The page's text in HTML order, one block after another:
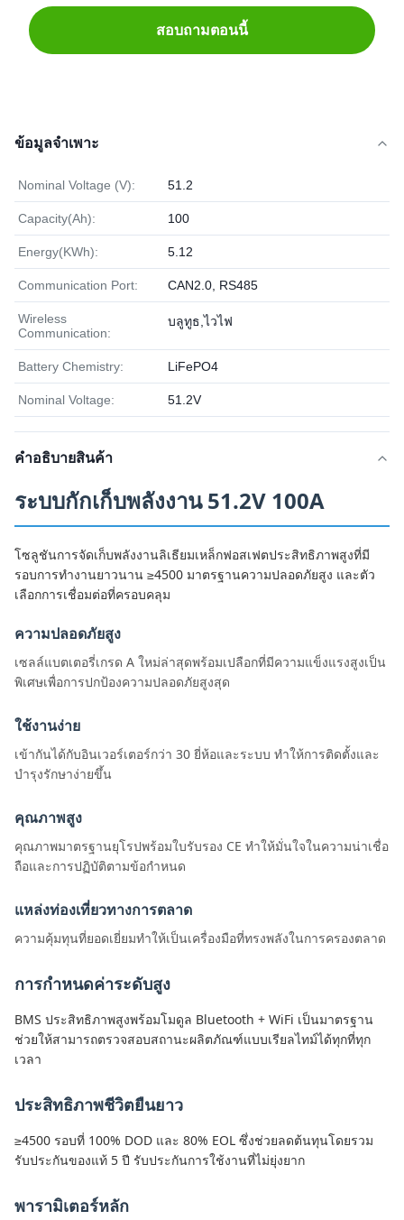
สอบถามตอนนี้
ข้อมูลจำเพาะ
Nominal Voltage (V): 51.2
Capacity(Ah): 100
Energy(KWh): 5.12
Communication Port: CAN2.0, RS485
Wireless
Communication:
บลูทูธ,ไวไฟ
Battery Chemistry: LiFePO4
Nominal Voltage: 51.2V
คําอธิบายสินค้า
ระบบกักเก็บพลังงาน 51.2V 100A
โซลูชันการจัดเก็บพลังงานลิเธียมเหล็กฟอสเฟตประสิทธิภาพสูงที่มี
รอบการทำงานยาวนาน ≥4500 มาตรฐานความปลอดภัยสูง และตัว
เลือกการเชื่อมต่อที่ครอบคลุม
ความปลอดภัยสูง
เซลล์แบตเตอรี่เกรด A ใหม่ล่าสุดพร้อมเปลือกที่มีความแข็งแรงสูงเป็น
พิเศษเพื่อการปกป้องความปลอดภัยสูงสุด
ใช้งานง่าย
เข้ากันได้กับอินเวอร์เตอร์กว่า 30 ยี่ห้อและระบบ ทำให้การติดตั้งและ
บำรุงรักษาง่ายขึ้น
คุณภาพสูง
คุณภาพมาตรฐานยุโรปพร้อมใบรับรอง CE ทำให้มั่นใจในความน่าเชื่อ
ถือและการปฏิบัติตามข้อกำหนด
แหล่งท่องเที่ยวทางการตลาด
ความคุ้มทุนที่ยอดเยี่ยมทำให้เป็นเครื่องมือที่ทรงพลังในการครองตลาด
การกำหนดค่าระดับสูง
BMS ประสิทธิภาพสูงพร้อมโมดูล Bluetooth + WiFi เป็นมาตรฐาน
ช่วยให้สามารถตรวจสอบสถานะผลิตภัณฑ์แบบเรียลไทม์ได้ทุกที่ทุก
เวลา
ประสิทธิภาพชีวิตยืนยาว
≥4500 รอบที่ 100% DOD และ 80% EOL ซึ่งช่วยลดต้นทุนโดยรวม
รับประกันของแท้ 5 ปี รับประกันการใช้งานที่ไม่ยุ่งยาก
พารามิเตอร์หลัก